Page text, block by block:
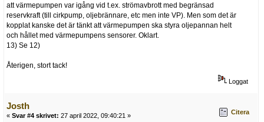
att värmepumpen var igång vid t.ex. strömavbrott med begränsad
reservkraft (till cirkpump, oljebrännare, etc men inte VP). Men som det är
kopplat kanske det är tänkt att värmepumpen ska styra oljepannan helt
och hållet med värmepumpens sensorer. Oklart.
13) Se 12)
Återigen, stort tack!
Loggat
Josth
« Svar #4 skrivet: 27 april 2022, 09:40:21 » Citera